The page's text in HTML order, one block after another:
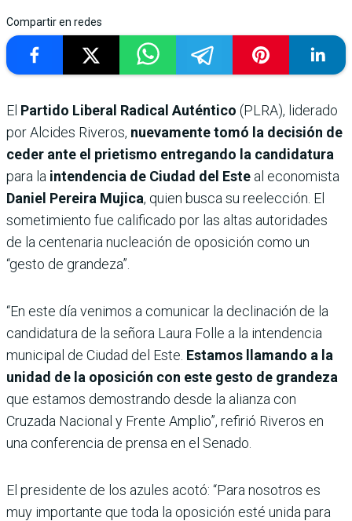
Compartir en redes
El Partido Liberal Radical Auténtico (PLRA), liderado
por Alcides Riveros, nuevamente tomó la decisión de
ceder ante el prietismo entregando la candidatura
para la intendencia de Ciudad del Este al economista
Daniel Pereira Mujica, quien busca su reelección. El
sometimiento fue calificado por las altas autoridades
de la centenaria nucleación de oposición como un
“gesto de grandeza”.
“En este día venimos a comunicar la declinación de la
candidatura de la señora Laura Folle a la intendencia
municipal de Ciudad del Este. Estamos llamando a la
unidad de la oposición con este gesto de grandeza
que estamos demostrando desde la alianza con
Cruzada Nacional y Frente Amplio”, refirió Riveros en
una conferencia de prensa en el Senado.
El presidente de los azules acotó: “Para nosotros es
muy importante que toda la oposición esté unida para